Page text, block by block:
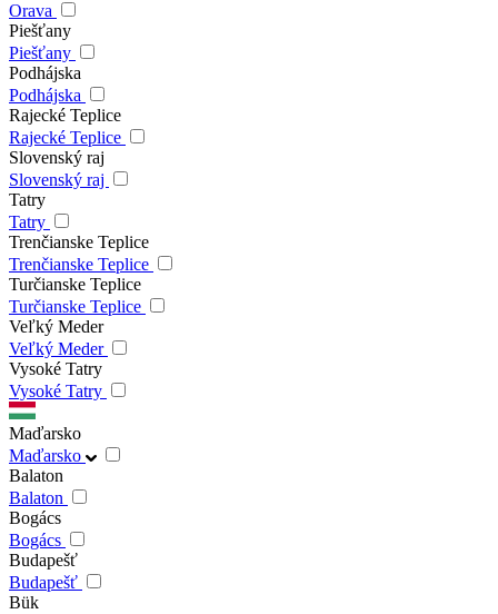
Orava
Piešťany
Piešťany
Podhájska
Podhájska
Rajecké Teplice
Rajecké Teplice
Slovenský raj
Slovenský raj
Tatry
Tatry
Trenčianske Teplice
Trenčianske Teplice
Turčianske Teplice
Turčianske Teplice
Veľký Meder
Veľký Meder
Vysoké Tatry
Vysoké Tatry
Maďarsko
Maďarsko
Balaton
Balaton
Bogács
Bogács
Budapešť
Budapešť
Bük